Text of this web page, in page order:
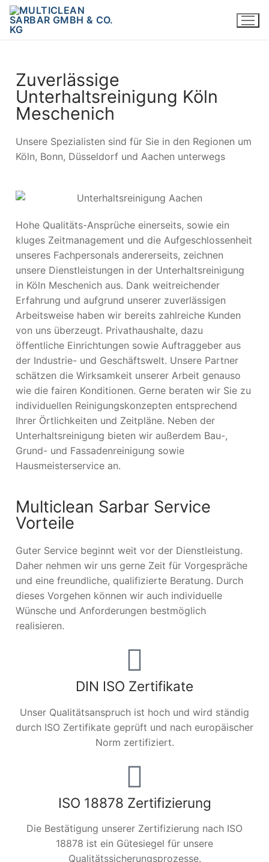
Zuverlässige
Unterhaltsreinigung Köln
Meschenich
Unsere Spezialisten sind für Sie in den Regionen um
Köln, Bonn, Düsseldorf und Aachen unterwegs
Hohe Qualitäts-Ansprüche einerseits, sowie ein
kluges Zeitmanagement und die Aufgeschlossenheit
unseres Fachpersonals andererseits, zeichnen
unsere Dienstleistungen in der Unterhaltsreinigung
in Köln Meschenich aus. Dank weitreichender
Erfahrung und aufgrund unserer zuverlässigen
Arbeitsweise haben wir bereits zahlreiche Kunden
von uns überzeugt. Privathaushalte, dazu
öffentliche Einrichtungen sowie Auftraggeber aus
der Industrie- und Geschäftswelt. Unsere Partner
schätzen die Wirksamkeit unserer Arbeit genauso
wie die fairen Konditionen. Gerne beraten wir Sie zu
individuellen Reinigungskonzepten entsprechend
Ihrer Örtlichkeiten und Zeitpläne. Neben der
Unterhaltsreinigung bieten wir außerdem Bau-,
Grund- und Fassadenreinigung sowie
Hausmeisterservice an.
Multiclean Sarbar Service
Vorteile
Guter Service beginnt weit vor der Dienstleistung.
Daher nehmen wir uns gerne Zeit für Vorgespräche
und eine freundliche, qualifizierte Beratung. Durch
dieses Vorgehen können wir auch individuelle
Wünsche und Anforderungen bestmöglich
realisieren.
DIN ISO Zertifikate
Unser Qualitätsanspruch ist hoch und wird ständig
durch ISO Zertifikate geprüft und nach europäischer
Norm zertifiziert.
ISO 18878 Zertifizierung
Die Bestätigung unserer Zertifizierung nach ISO
18878 ist ein Gütesiegel für unsere
Qualitätssicherungsprozesse.